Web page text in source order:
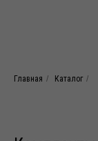
Главная / Каталог /